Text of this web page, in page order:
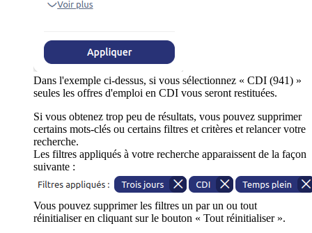
Dans l'exemple ci-dessus, si vous sélectionnez « CDI (941) »
seules les offres d'emploi en CDI vous seront restituées.
Si vous obtenez trop peu de résultats, vous pouvez supprimer
certains mots-clés ou certains filtres et critères et relancer votre
recherche.
Les filtres appliqués à votre recherche apparaissent de la façon
suivante :
Vous pouvez supprimer les filtres un par un ou tout
réinitialiser en cliquant sur le bouton « Tout réinitialiser ».